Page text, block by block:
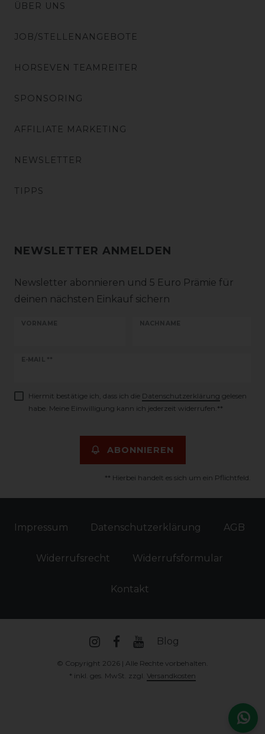
ÜBER UNS
JOB/STELLENANGEBOTE
HORSEVEN TEAMREITER
SPONSORING
AFFILIATE MARKETING
NEWSLETTER
TIPPS
NEWSLETTER ANMELDEN
Newsletter abonnieren und 5 Euro Prämie für
deinen nächsten Einkauf sichern
VORNAME NACHNAME
E-MAIL **
Newsletter
Hiermit bestätige ich, dass ich die Daten­schutz­erklärung gelesen
habe. Meine Einwilligung kann ich jederzeit widerrufen.**
ABONNIEREN
** Hierbei handelt es sich um ein Pflichtfeld.
Impressum Daten­schutz­erklärung AGB
Widerrufs­recht Widerrufs­formular
Kontakt
Blog
© Copyright 2026 | Alle Rechte vorbehalten.
* inkl. ges. MwSt. zzgl. Versandkosten